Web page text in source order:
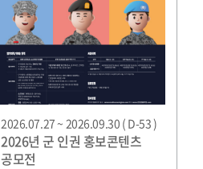
2026.07.27 ~ 2026.09.30 ( D-53 )
2026년 군 인권 홍보콘텐츠
공모전